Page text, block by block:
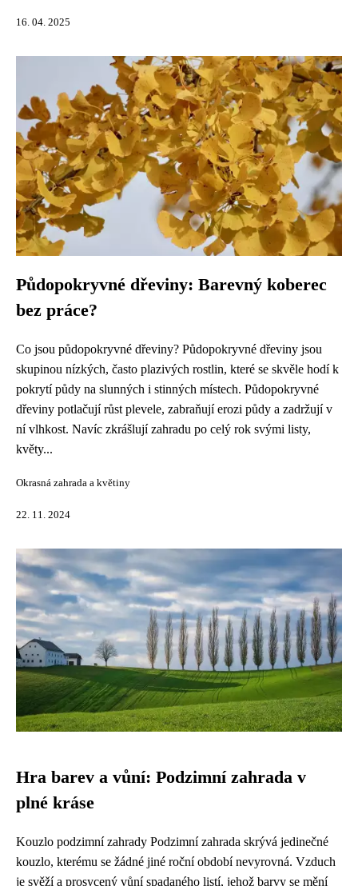
16. 04. 2025
Půdopokryvné dřeviny: Barevný koberec
bez práce?
Co jsou půdopokryvné dřeviny? Půdopokryvné dřeviny jsou
skupinou nízkých, často plazivých rostlin, které se skvěle hodí k
pokrytí půdy na slunných i stinných místech. Půdopokryvné
dřeviny potlačují růst plevele, zabraňují erozi půdy a zadržují v
ní vlhkost. Navíc zkrášlují zahradu po celý rok svými listy,
květy...
Okrasná zahrada a květiny
22. 11. 2024
Hra barev a vůní: Podzimní zahrada v
plné kráse
Kouzlo podzimní zahrady Podzimní zahrada skrývá jedinečné
kouzlo, kterému se žádné jiné roční období nevyrovná. Vzduch
je svěží a prosycený vůní spadaného listí, jehož barvy se mění